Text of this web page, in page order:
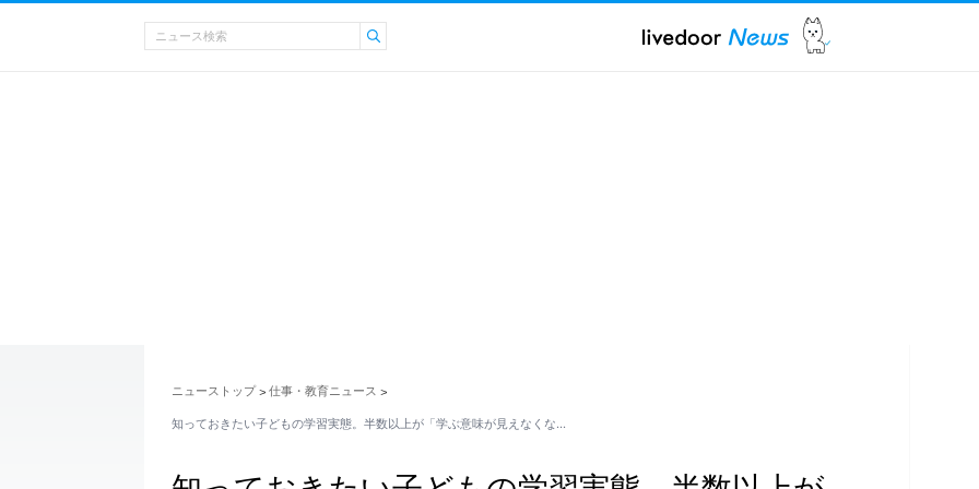
ニューストップ > 仕事・教育ニュース >
知っておきたい子どもの学習実態。半数以上が「学ぶ意味が見えなくな…